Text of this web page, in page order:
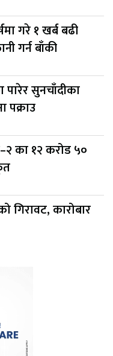
गरे १ खर्ब बढी
गर्न बाँकी
सुनचाँदीका
पक्राउ
का १२ करोड ५०
गिरावट, कारोबार